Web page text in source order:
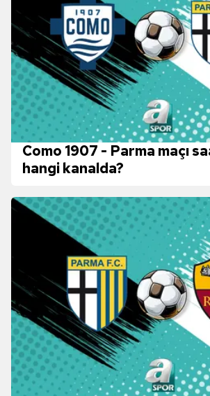
Como 1907 - Parma maçı
hangi kanalda?